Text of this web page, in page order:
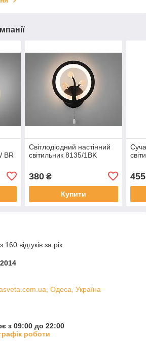
BR
Світлодіодний настінний
світильник 8135/1BK
380₴
Купити
455
відгуків за рік
Одеса, Україна
з 09:00 до 22:00
роботи